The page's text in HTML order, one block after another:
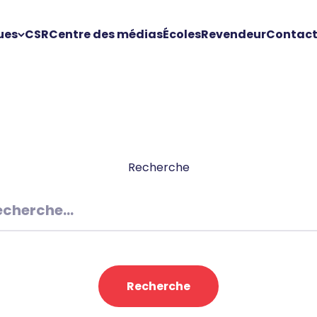
CSRCentre des médiasÉcolesRevendeurContact
Recherche
Recherche